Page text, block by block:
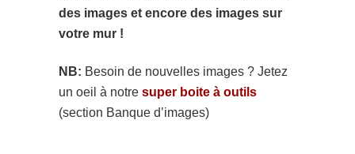
des images et encore des images sur
votre mur !
NB: Besoin de nouvelles images ? Jetez
un oeil à notre super boite à outils
(section Banque d’images)